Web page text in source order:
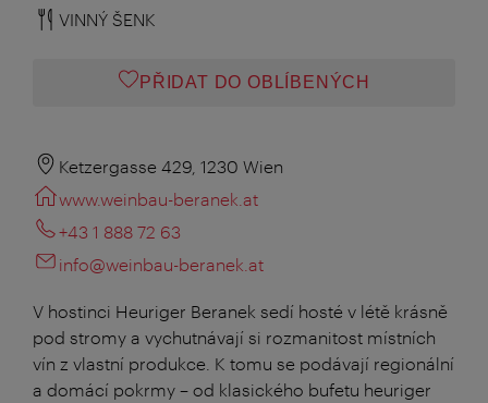
VINNÝ ŠENK
PŘIDAT DO OBLÍBENÝCH
Ketzergasse 429, 1230 Wien
www.weinbau-beranek.at
+43 1 888 72 63
info@weinbau-beranek.at
V hostinci Heuriger Beranek sedí hosté v létě krásně
pod stromy a vychutnávají si rozmanitost místních
vín z vlastní produkce. K tomu se podávají regionální
a domácí pokrmy – od klasického bufetu heuriger